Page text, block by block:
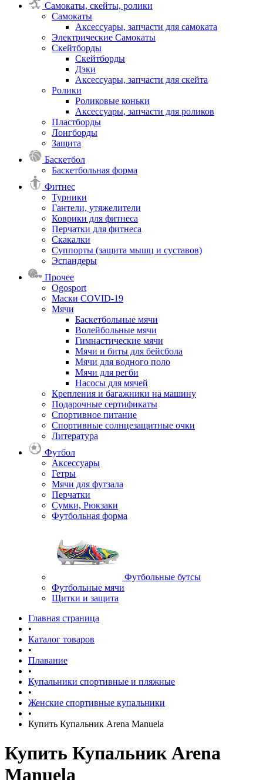
Самокаты, скейты, ролики
Самокаты
Аксессуары, запчасти для самоката
Электрические Самокаты
Скейтборды
Скейтборды
Дэки
Аксессуары, запчасти для скейта
Ролики
Роликовые коньки
Аксессуары, запчасти для роликов
Пластборды
Лонгборды
Защита
Баскетбол
Баскетбольная форма
Фитнес
Турники
Гантели, утяжелители
Коврики для фитнеса
Перчатки для фитнеса
Скакалки
Суппорты (защита мышц и суставов)
Эспандеры
Прочее
Ogosport
Маски COVID-19
Мячи
Баскетбольные мячи
Волейбольные мячи
Гимнастические мячи
Мячи и биты для бейсбола
Мячи для водного поло
Мячи для регби
Насосы для мячей
Крепления и багажники на машину
Подарочные сертификаты
Спортивное питание
Спортивные солнцезащитные очки
Литература
Футбол
Аксессуары
Гетры
Мячи для футзала
Перчатки
Сумки, Рюкзаки
Футбольная форма
Футбольные бутсы
Футбольные мячи
Щитки и защита
Главная страница
•
Каталог товаров
•
Плавание
•
Купальники спортивные и пляжные
•
Женские спортивные купальники
•
Купить Купальник Arena Manuela
Купить Купальник Arena
Manuela